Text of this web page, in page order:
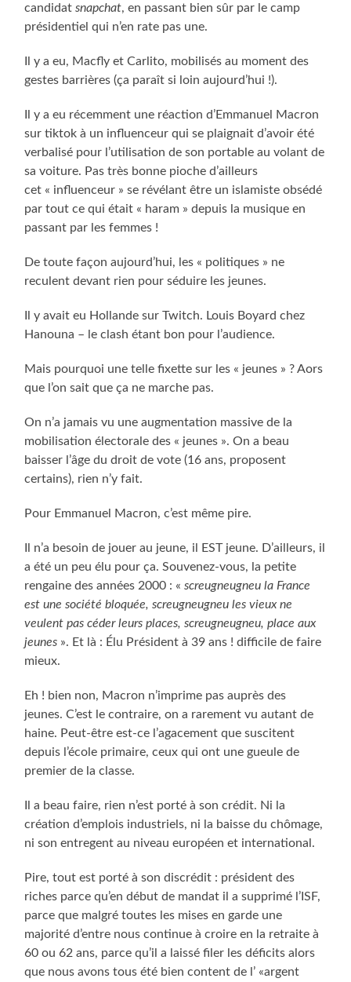
candidatsnapchat, en passant bien sûr par le camp
présidentiel qui n’en rate pas une.
Il y a eu, Macfly et Carlito, mobilisés au moment des
gestes barrières (ça paraît si loin aujourd’hui !).
Il y a eu récemment une réaction d’Emmanuel Macron
sur tiktok à un influenceur qui se plaignait d’avoir été
verbalisé pour l’utilisation de son portable au volant de
sa voiture. Pas très bonne pioche d’ailleurs
cet « influenceur » se révélant être un islamiste obsédé
par tout ce qui était « haram » depuis la musique en
passant par les femmes !
De toute façon aujourd’hui, les « politiques » ne
reculent devant rien pour séduire les jeunes.
Il y avait eu Hollande sur Twitch. Louis Boyard chez
Hanouna – le clash étant bon pour l’audience.
Mais pourquoi une telle fixette sur les « jeunes » ? Aors
que l’on sait que ça ne marche pas.
On n’a jamais vu une augmentation massive de la
mobilisation électorale des « jeunes ». On a beau
baisser l’âge du droit de vote (16 ans, proposent
certains), rien n’y fait.
Pour Emmanuel Macron, c’est même pire.
Il n’a besoin de jouer au jeune, il EST jeune. D’ailleurs, il
a été un peu élu pour ça. Souvenez-vous, la petite
rengaine des années 2000 : «screugneugneu la France
est une société bloquée, screugneugneu les vieux ne
veulent pas céder leurs places, screugneugneu, place aux
jeunes ». Et là : Élu Président à 39 ans ! difficile de faire
mieux.
Eh ! bien non, Macron n’imprime pas auprès des
jeunes. C’est le contraire, on a rarement vu autant de
haine. Peut-être est-ce l’agacement que suscitent
depuis l’école primaire, ceux qui ont une gueule de
premier de la classe.
Il a beau faire, rien n’est porté à son crédit. Ni la
création d’emplois industriels, ni la baisse du chômage,
ni son entregent au niveau européen et international.
Pire, tout est porté à son discrédit : président des
riches parce qu’en début de mandat il a supprimé l’ISF,
parce que malgré toutes les mises en garde une
majorité d’entre nous continue à croire en la retraite à
60 ou 62 ans, parce qu’il a laissé filer les déficits alors
que nous avons tous été bien content de l’ «argent